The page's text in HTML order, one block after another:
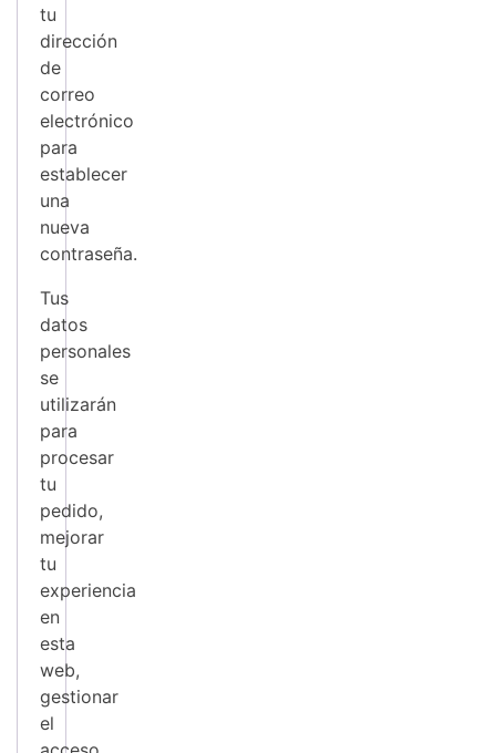
tu
dirección
de
correo
electrónico
para
establecer
una
nueva
contraseña.
Tus
datos
personales
se
utilizarán
para
procesar
tu
pedido,
mejorar
tu
experiencia
en
esta
web,
gestionar
el